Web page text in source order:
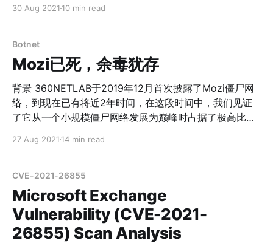
中，我们注意到新Muhstik变种增加了一个后门模块ldm，
that accounted for an extremely high percentage of
30 Aug 2021 10 min read
Botnet
Mozi已死，余毒犹存
背景 360NETLAB于2019年12月首次披露了Mozi僵尸网
络，到现在已有将近2年时间，在这段时间中，我们见证
了它从一个小规模僵尸网络发展为巅峰时占据了极高比例
处置，其中我们也全程提供了技术协助，因此我们认为后
道，Mozi采用了P2P网络结构，而P2P网络的一大“优
点”是健壮性好， 即使部分节点瘫痪，整个网络仍然能工
作。所以即使Mozi作者不再发布新的更新，它仍然会存活
一段时间，残余的节点仍然会去感染其它存在漏洞的设
备，所以我们现在仍然能看到Mozi在传播，正可谓“百足
27 Aug 2021 14 min read
CVE-2021-26855
Microsoft Exchange
Vulnerability (CVE-2021-
26855) Scan Analysis